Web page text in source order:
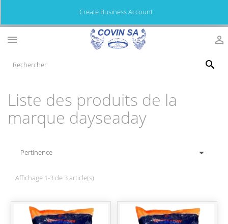
Create Business Account
 

Liste des produits de la
marque dayseaday
Pertinence 
Affichage 1-3 de 3 article(s)